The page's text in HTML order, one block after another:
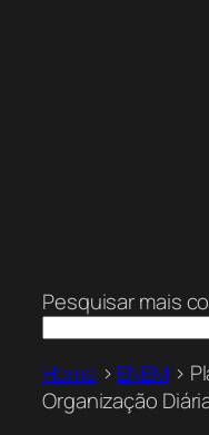
Pesquisar mais
Home > ENEM>
Organização